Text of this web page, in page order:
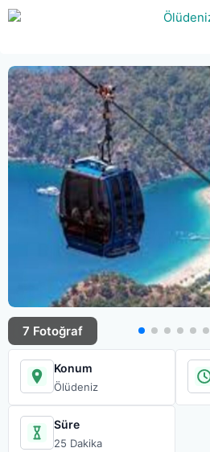
7 Fotoğraf
Konum
Ölüdeniz
Süre
25 Dakika